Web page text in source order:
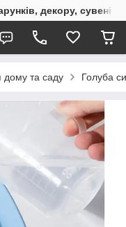
декору,
дому та саду Голуба